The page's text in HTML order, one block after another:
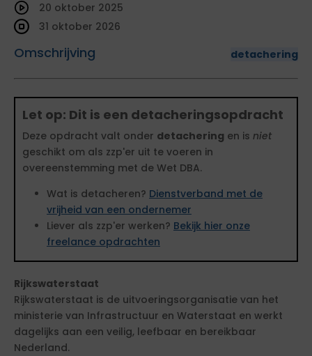
Omschrijving detachering
20 oktober 2025
31 oktober 2026
Let op: Dit is een detacheringsopdracht
Deze opdracht valt onder detachering en is niet
geschikt om als zzp'er uit te voeren in
overeenstemming met de Wet DBA.
Wat is detacheren? Dienstverband met de
vrijheid van een ondernemer
Liever als zzp'er werken? Bekijk hier onze
freelance opdrachten
Rijkswaterstaat
Rijkswaterstaat is de uitvoeringsorganisatie van het
ministerie van Infrastructuur en Waterstaat en werkt
dagelijks aan een veilig, leefbaar en bereikbaar
Nederland.